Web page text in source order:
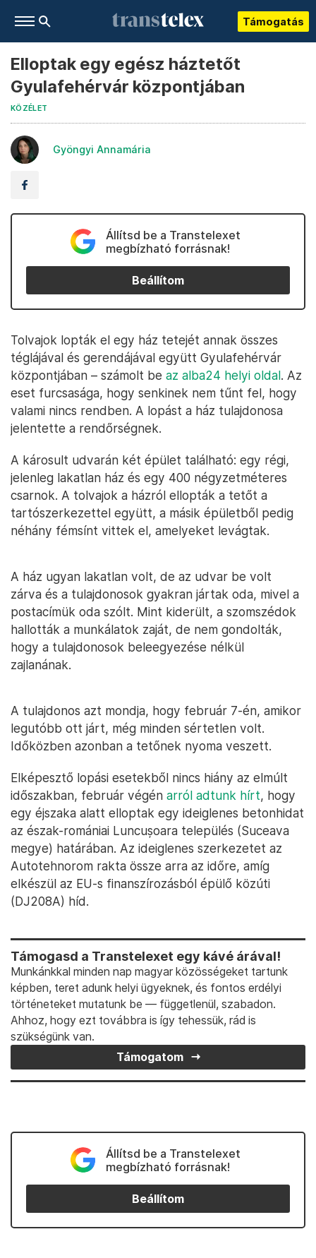
Támogatás
Elloptak egy egész háztetőt
Gyulafehérvár központjában
KÖZÉLET
Gyöngyi Annamária
Állítsd be a Transtelexet
megbízható forrásnak!
Beállítom
Tolvajok lopták el egy ház tetejét annak összes
téglájával és gerendájával együtt Gyulafehérvár
központjában – számolt be az alba24 helyi oldal. Az
eset furcsasága, hogy senkinek nem tűnt fel, hogy
valami nincs rendben. A lopást a ház tulajdonosa
jelentette a rendőrségnek.
A károsult udvarán két épület található: egy régi,
jelenleg lakatlan ház és egy 400 négyzetméteres
csarnok. A tolvajok a házról ellopták a tetőt a
tartószerkezettel együtt, a másik épületből pedig
néhány fémsínt vittek el, amelyeket levágtak.
A ház ugyan lakatlan volt, de az udvar be volt
zárva és a tulajdonosok gyakran jártak oda, mivel a
postacímük oda szólt. Mint kiderült, a szomszédok
hallották a munkálatok zaját, de nem gondolták,
hogy a tulajdonosok beleegyezése nélkül
zajlanának.
A tulajdonos azt mondja, hogy február 7-én, amikor
legutóbb ott járt, még minden sértetlen volt.
Időközben azonban a tetőnek nyoma veszett.
Elképesztő lopási esetekből nincs hiány az elmúlt
időszakban, február végén arról adtunk hírt, hogy
egy éjszaka alatt elloptak egy ideiglenes betonhidat
az észak-romániai Luncușoara település (Suceava
megye) határában. Az ideiglenes szerkezetet az
Autotehnorom rakta össze arra az időre, amíg
elkészül az EU-s finanszírozásból épülő közúti
(DJ208A) híd.
Támogasd a Transtelexet egy kávé árával!
Munkánkkal minden nap magyar közösségeket tartunk
képben, teret adunk helyi ügyeknek, és fontos erdélyi
történeteket mutatunk be — függetlenül, szabadon.
Ahhoz, hogy ezt továbbra is így tehessük, rád is
szükségünk van.
Támogatom
Állítsd be a Transtelexet
megbízható forrásnak!
Beállítom